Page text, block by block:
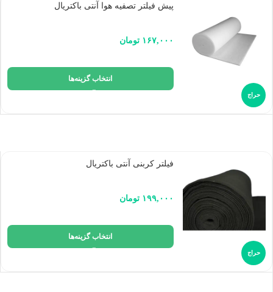
حراج
پیش فیلتر تصفیه هوا آنتی باکتریال
۱۶۷,۰۰۰ تومان
انتخاب گزینه‌ها
حراج
فیلتر کربنی آنتی باکتریال
۱۹۹,۰۰۰ تومان
انتخاب گزینه‌ها